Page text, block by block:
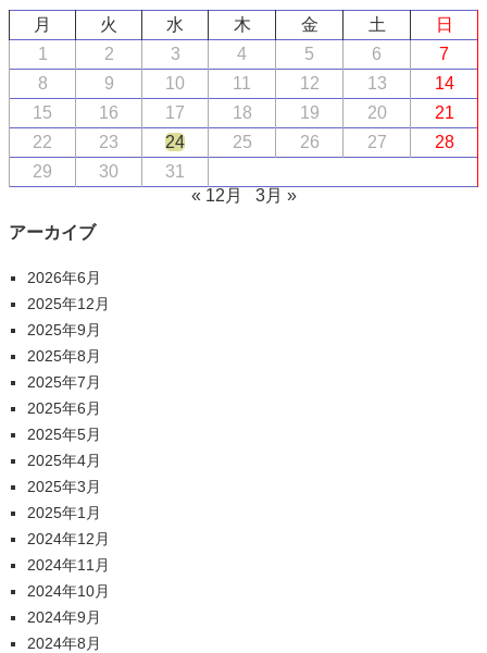
月
火 水 木 金 土
日
1
2 3 4 5 6
7
8
9 10 11 12 13
14
15
16 17 18 19 20
21
22
23 24 25 26 27
28
29
30
31
« 12月
3月 »
アーカイブ
2026年6月
2025年12月
2025年9月
2025年8月
2025年7月
2025年6月
2025年5月
2025年4月
2025年3月
2025年1月
2024年12月
2024年11月
2024年10月
2024年9月
2024年8月